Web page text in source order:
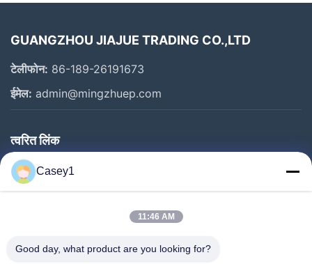
GUANGZHOU JIAJUE TRADING CO.,LTD
टेलीफोन: 86-189-26191673
ईमेल: admin@mingzhuep.com
त्वरित लिंक
घर
उत्पाद
कारखाने का दौरा
Casey1
11:46 AM
Good day, what product are you looking for?